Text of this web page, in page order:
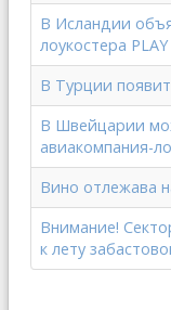
В Исландии
лоукостера PLAY
В Турции
В Швейцарии
авиакомпания-
Вино отлежава
Внимание!
к лету